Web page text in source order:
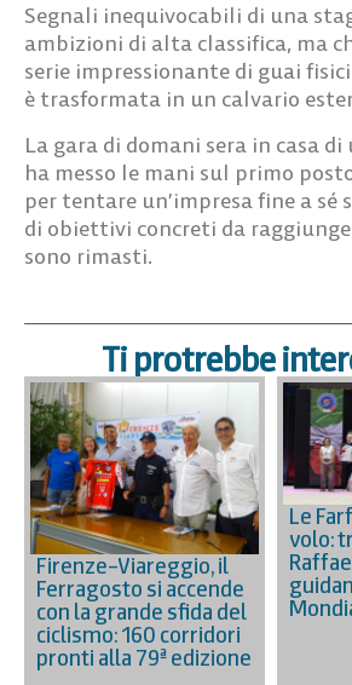
Segnali inequivocabili di una
ambizioni di alta classifica, ma
serie impressionante di guai
è trasformata in un calvario
La gara di domani sera in casa di
ha messo le mani sul primo
per tentare un’impresa fine a sé
di obiettivi concreti da
sono rimasti.
Ti protrebbe
Firenze–Viareggio, il
Ferragosto si accende
con la grande sfida del
ciclismo: 160 corridori
pronti alla 79ª edizione
Le
volo: